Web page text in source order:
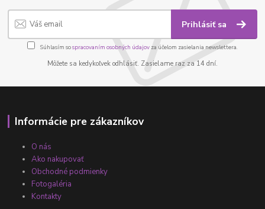
Prihlásiť sa
Súhlasím sospracovaním osobných údajov za účelom zasielania newslettera.
Môžete sa kedykoľvek odhlásiť. Zasielame raz za 14 dní.
Informácie pre zákazníkov
O nás
Ako nakupovať
Obchodné podmienky
Fotogaléria
Kontakty